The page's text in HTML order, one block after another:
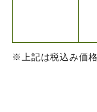
※上記は税込み価格